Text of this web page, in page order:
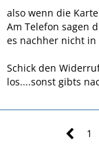
also wenn die
Am Telefon sagen
es nachher nicht in
Schick den
los....sonst gibts
1